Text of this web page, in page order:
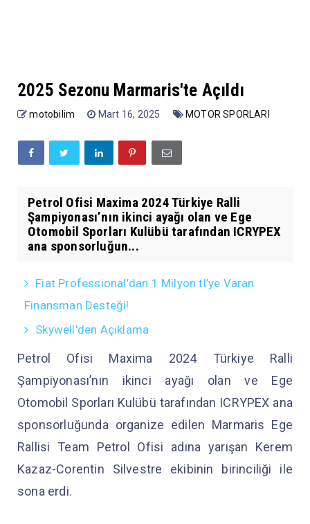
2025 Sezonu Marmaris'te Açıldı
motobilim Mart 16, 2025 MOTOR SPORLARI
Petrol Ofisi Maxima 2024 Türkiye Ralli
Şampiyonası’nın ikinci ayağı olan ve Ege
Otomobil Sporları Kulübü tarafından ICRYPEX
ana sponsorluğun...
Fiat Professional’dan 1 Milyon tl’ye Varan
Finansman Desteği!
Skywell'den Açıklama
Petrol Ofisi Maxima 2024 Türkiye Ralli
Şampiyonası’nın ikinci ayağı olan ve Ege
Otomobil Sporları Kulübü tarafından ICRYPEX ana
sponsorluğunda organize edilen Marmaris Ege
Rallisi Team Petrol Ofisi adına yarışan Kerem
Kazaz-Corentin Silvestre ekibinin birinciliği ile
sona erdi.